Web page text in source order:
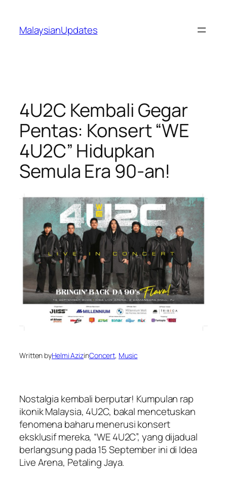
content
MalaysianUpdates
4U2C Kembali Gegar
Pentas: Konsert “WE
4U2C” Hidupkan
Semula Era 90-an!
Written byHelmi AzizinConcert, Music
Nostalgia kembali berputar! Kumpulan rap
ikonik Malaysia, 4U2C, bakal mencetuskan
fenomena baharu menerusi konsert
eksklusif mereka, “WE 4U2C”, yang dijadual
berlangsung pada 15 September ini di Idea
Live Arena, Petaling Jaya.